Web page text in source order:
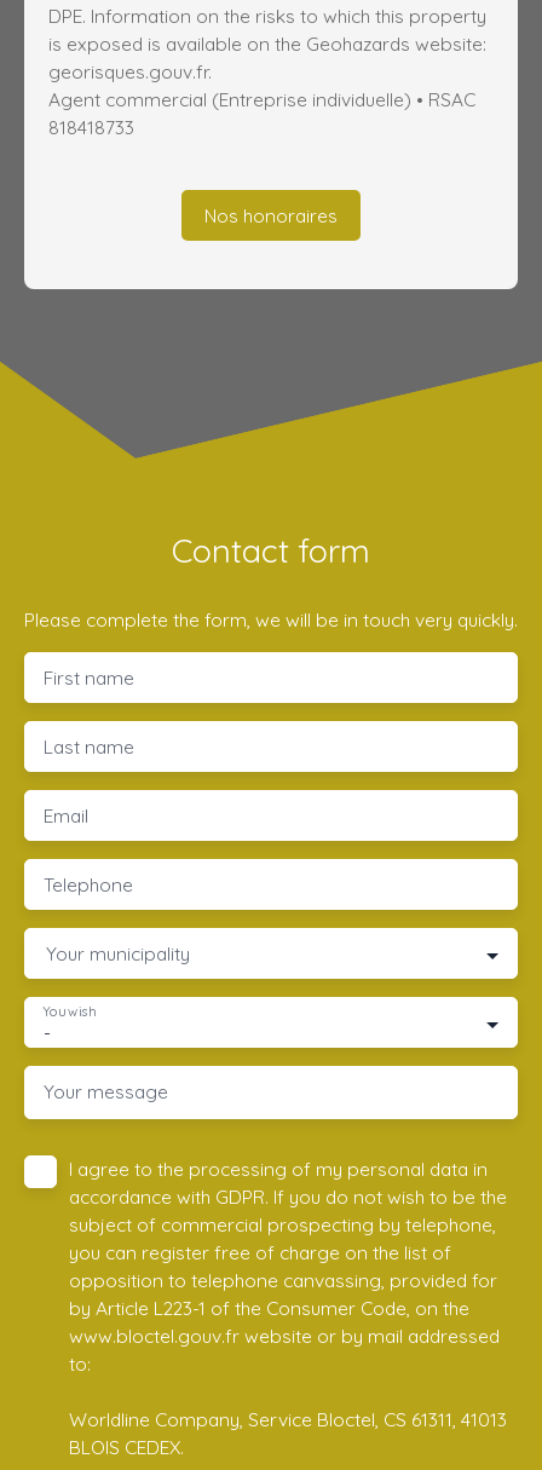
DPE. Information on the risks to which this property
is exposed is available on the Geohazards website:
georisques.gouv.fr.
Agent commercial (Entreprise individuelle) • RSAC
818418733
Nos honoraires
Contact form
Please complete the form, we will be in touch very quickly.
First name
Last name
Email
Telephone
Your municipality
-
You wish
Your message
I agree to the processing of my personal data in
accordance with GDPR. If you do not wish to be the
subject of commercial prospecting by telephone,
you can register free of charge on the list of
opposition to telephone canvassing, provided for
by Article L223-1 of the Consumer Code, on the
www.bloctel.gouv.fr website or by mail addressed
to:
Worldline Company, Service Bloctel, CS 61311, 41013
BLOIS CEDEX.